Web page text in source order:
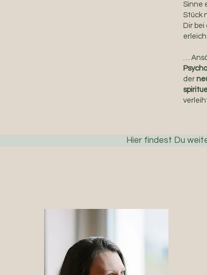
Sinne
Stück
Dir
…
der
Hier findest Du